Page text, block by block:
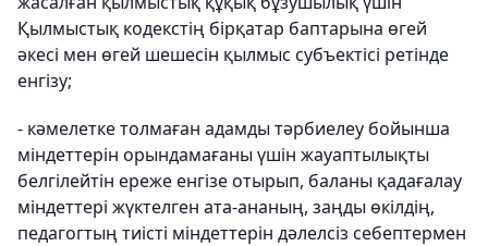
Қылмыстық кодекстің бірқатар баптарына өгей
әкесі мен өгей шешесін қылмыс субъектісі ретінде
енгізу;
- кәмелетке толмаған адамды тәрбиелеу бойынша
міндеттерін орындамағаны үшін жауаптылықты
белгілейтін ереже енгізе отырып, баланы қадағалау
міндеттері жүктелген ата-ананың, заңды өкілдің,
педагогтың тиісті міндеттерін дәлелсіз себептермен